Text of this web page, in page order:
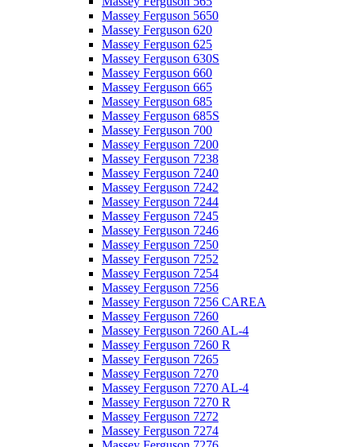
Massey Ferguson 5650
Massey Ferguson 620
Massey Ferguson 625
Massey Ferguson 630S
Massey Ferguson 660
Massey Ferguson 665
Massey Ferguson 685
Massey Ferguson 685S
Massey Ferguson 700
Massey Ferguson 7200
Massey Ferguson 7238
Massey Ferguson 7240
Massey Ferguson 7242
Massey Ferguson 7244
Massey Ferguson 7245
Massey Ferguson 7246
Massey Ferguson 7250
Massey Ferguson 7252
Massey Ferguson 7254
Massey Ferguson 7256
Massey Ferguson 7256 CAREA
Massey Ferguson 7260
Massey Ferguson 7260 AL-4
Massey Ferguson 7260 R
Massey Ferguson 7265
Massey Ferguson 7270
Massey Ferguson 7270 AL-4
Massey Ferguson 7270 R
Massey Ferguson 7272
Massey Ferguson 7274